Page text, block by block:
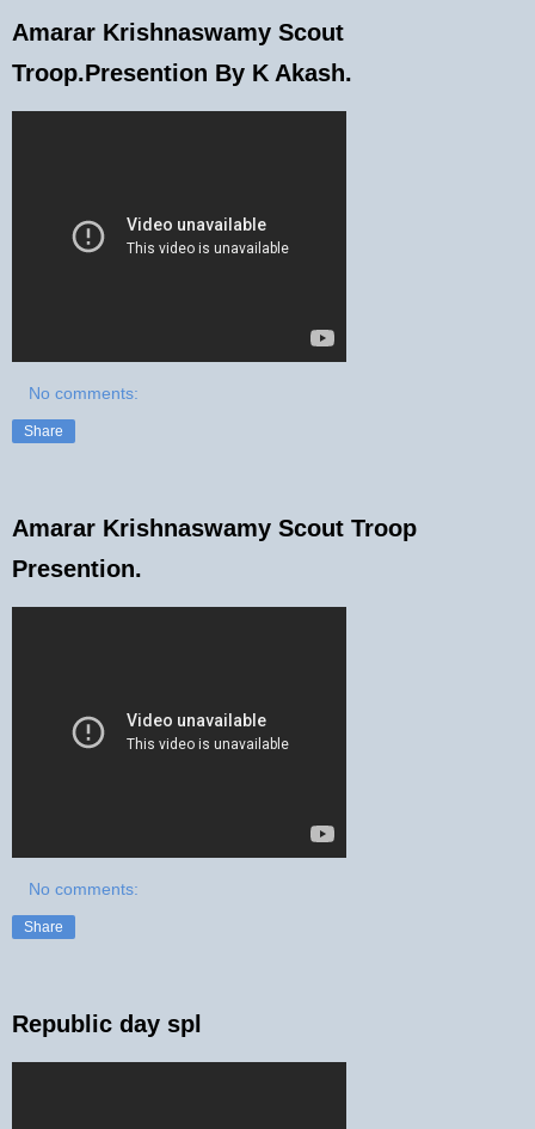
Amarar Krishnaswamy Scout
Troop.Presention By K Akash.
No comments:
Share
Amarar Krishnaswamy Scout Troop
Presention.
No comments:
Share
Republic day spl